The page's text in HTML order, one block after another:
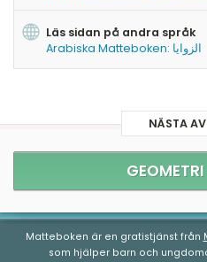
Läs sidan på andra språk
Arabiska Matteboken: الزوايا
NÄSTA
Matteboken är en gratistjänst från
som hjälper barn och